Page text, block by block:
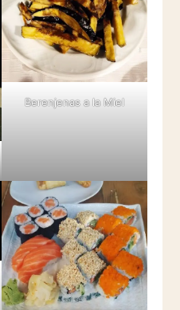
Berenjenas a la Miel